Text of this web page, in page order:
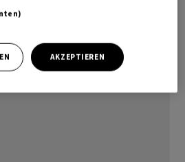
zu fünf Flüge täglich von
Zürich und Wien mit Flügen der
sollten bestehen bleiben.
AKZEPTIEREN